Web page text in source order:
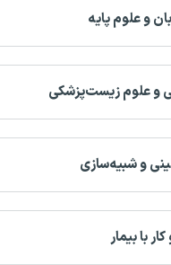
و علوم پایه
و علوم زیست‌پزشکی
و شبیه‌سازی
با بیمار